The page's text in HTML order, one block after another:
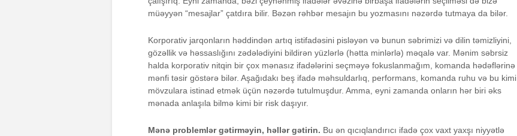
müəyyən “mesajlar” çatdıra bilir. Bəzən rəhbər mesajın bu yozmasını nəzərdə tutmaya da bilər.
Korporativ jarqonların həddindən artıq istifadəsini pisləyən və bunun səbrimizi və dilin təmizliyini,
gözəllik və həssaslığını zədələdiyini bildirən yüzlərlə (hətta minlərlə) məqalə var. Mənim səbrsiz
halda korporativ nitqin bir çox mənasız ifadələrini seçməyə fokuslanmağım, komanda hədəflərinə
mənfi təsir göstərə bilər. Aşağıdakı beş ifadə məhsuldarlıq, performans, komanda ruhu və bu kimi
mövzulara istinad etmək üçün nəzərdə tutulmuşdur. Amma, eyni zamanda onların hər biri əks
mənada anlaşıla bilmə kimi bir risk daşıyır.
Mənə problemlər gətirməyin, həllər gətirin. Bu ən qıcıqlandırıcı ifadə çox vaxt yaxşı niyyətlə